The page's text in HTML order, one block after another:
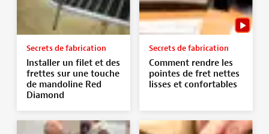
Secrets de fabrication
Installer un filet et des
frettes sur une touche
de mandoline Red
Diamond
Secrets de fabrication
Comment rendre les
pointes de fret nettes
lisses et confortables